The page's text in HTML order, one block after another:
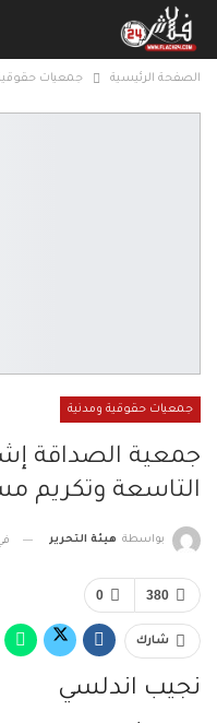
الصفحة الرئيسية جمعيات
جمعيات حقوقية ومدنية
جمعية الصداقة
التاسعة وتكريم
بواسطة هيئة التحرير
0 380
شارك
نجيب اندلسي